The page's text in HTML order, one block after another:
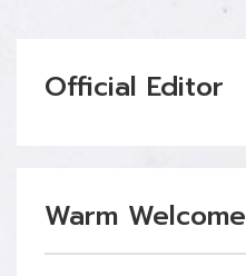
Official Editor
Warm Welcome